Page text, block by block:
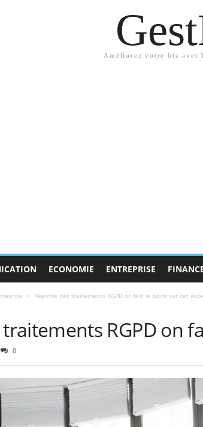
Améliorez votre biz avec
ECONOMIE ENTREPRISE
Registre des traitements RGPD on fait le point sur cet
RGPD on
0